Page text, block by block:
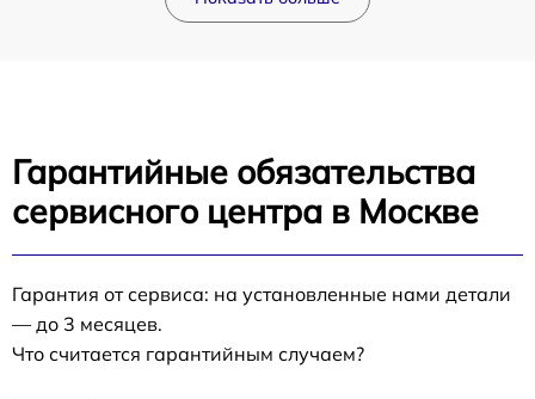
Гарантийные обязательства
сервисного центра в Москве
Гарантия от сервиса: на установленные нами детали
— до 3 месяцев.
Что считается гарантийным случаем?